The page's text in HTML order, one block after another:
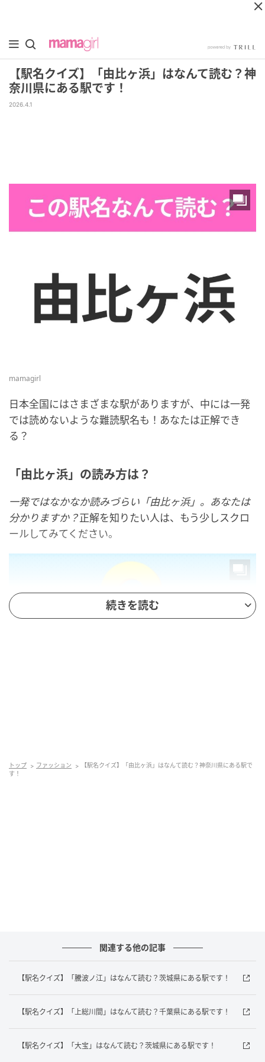
【駅名クイズ】「由比ヶ浜」はなんて読む？神
奈川県にある駅です！
2026.4.1
mamagirl
日本全国にはさまざまな駅がありますが、中には一発
では読めないような難読駅名も！あなたは正解でき
る？
「由比ヶ浜」の読み方は？
一発ではなかなか読みづらい「由比ヶ浜」。あなたは
分かりますか？正解を知りたい人は、もう少しスクロ
ールしてみてください。
次の記事
【駅名クイズ】「小金城趾」はなんて読む？
千葉県にある駅です！
の記事をもっとみる
続きを読む
トップ ファッション
【駅名クイズ】「由比ヶ浜」はなんて読む？神奈川県にある駅で
す！
関連する他の記事
【駅名クイズ】「騰波ノ江」はなんて読む？茨城県にある駅です！
【駅名クイズ】「上総川間」はなんて読む？千葉県にある駅です！
【駅名クイズ】「大宝」はなんて読む？茨城県にある駅です！